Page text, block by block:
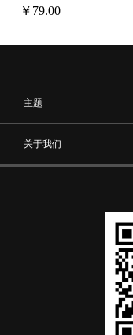
￥ 79.00
主题
关于我们